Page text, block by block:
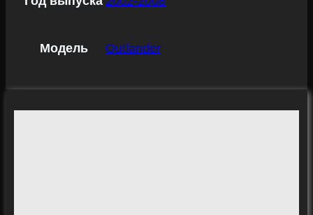
Модель Outlander